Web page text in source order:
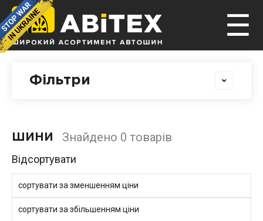
☰
Фільтри
ШИНИ Знайдено 0 товарів
Відсортувати
сортувати за зменшенням ціни
сортувати за збільшенням ціни